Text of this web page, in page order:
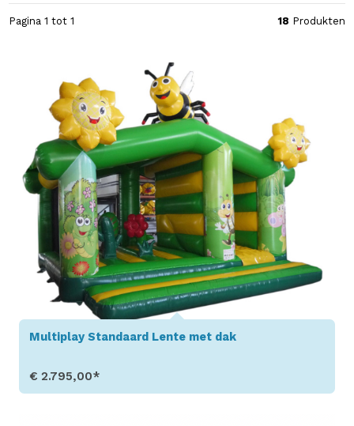
Pagina 1 tot 1 18 Produkten
Multiplay Standaard Lente met dak
€ 2.795,00*